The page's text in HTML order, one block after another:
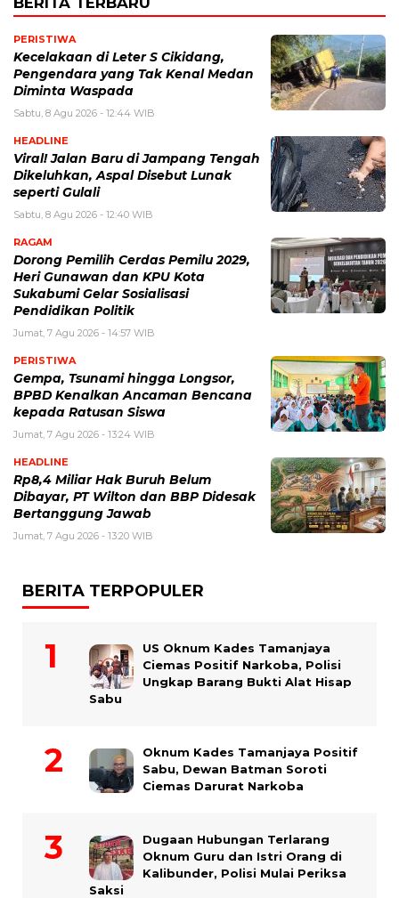
PERISTIWA
Kecelakaan di Leter S Cikidang,
Pengendara yang Tak Kenal Medan
Diminta Waspada
Sabtu, 8 Agu 2026 - 12:44 WIB
HEADLINE
Viral! Jalan Baru di Jampang Tengah
Dikeluhkan, Aspal Disebut Lunak
seperti Gulali
Sabtu, 8 Agu 2026 - 12:40 WIB
RAGAM
Dorong Pemilih Cerdas Pemilu 2029,
Heri Gunawan dan KPU Kota
Sukabumi Gelar Sosialisasi
Pendidikan Politik
Jumat, 7 Agu 2026 - 14:57 WIB
PERISTIWA
Gempa, Tsunami hingga Longsor,
BPBD Kenalkan Ancaman Bencana
kepada Ratusan Siswa
Jumat, 7 Agu 2026 - 13:24 WIB
HEADLINE
Rp8,4 Miliar Hak Buruh Belum
Dibayar, PT Wilton dan BBP Didesak
Bertanggung Jawab
Jumat, 7 Agu 2026 - 13:20 WIB
BERITA TERPOPULER
US Oknum Kades Tamanjaya
Ciemas Positif Narkoba, Polisi
Ungkap Barang Bukti Alat Hisap
Sabu
Oknum Kades Tamanjaya Positif
Sabu, Dewan Batman Soroti
Ciemas Darurat Narkoba
Dugaan Hubungan Terlarang
Oknum Guru dan Istri Orang di
Kalibunder, Polisi Mulai Periksa
Saksi